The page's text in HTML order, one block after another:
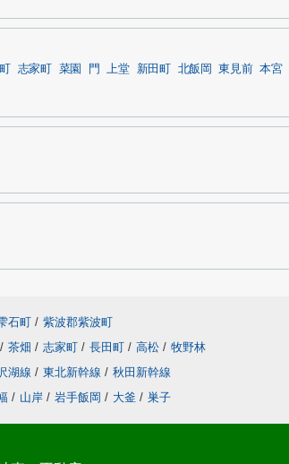
志家町 菜園 門 上堂 新田町 北飯岡 東見前 本宮
石町 / 紫波郡紫波町
/ 茶畑 / 志家町 / 長田町 / 高松 / 牧野林
湖線 / 東北新幹線 / 秋田新幹線
/ 山岸 / 岩手飯岡 / 大釜 / 巣子